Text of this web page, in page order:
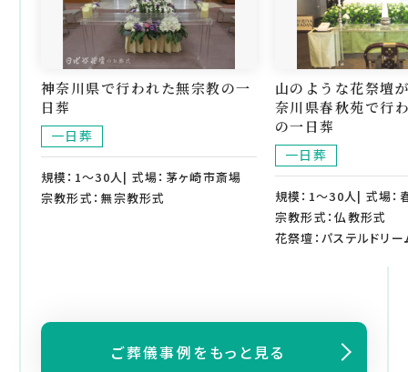
神奈川県で行われた無宗教の一
日葬
一日葬
規模：1～30人| 式場：茅ヶ崎市斎場
宗教形式：無宗教形式
山のような花祭壇
奈川県春秋苑で行
の一日葬
一日葬
規模：1～30人| 式場：
宗教形式：仏教形式
花祭壇：パステルドリー
ご葬儀事例をもっと見る